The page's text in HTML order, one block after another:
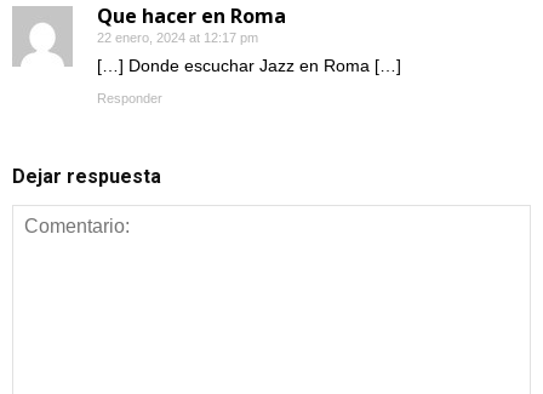
Que hacer en Roma
22 enero, 2024 at 12:17 pm
[…] Donde escuchar Jazz en Roma […]
Responder
Dejar respuesta